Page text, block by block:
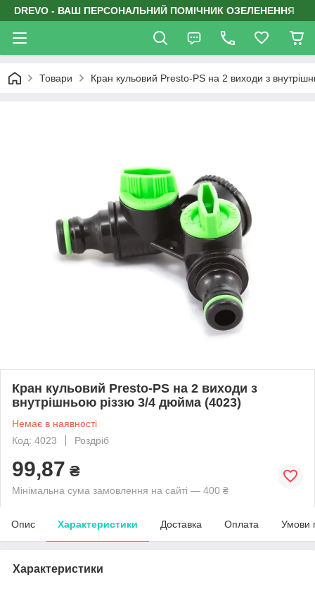
DREVO - ВАШ ПЕРСОНАЛЬНИЙ ПОМІЧНИК ОЗЕЛЕНЕННЯ
Товари Кран кульовий Presto-PS на 2 виходи з
Кран кульовий Presto-PS на 2 виходи з
внутрішньою різзю 3/4 дюйма (4023)
Немає в наявності
Код: 4023
Роздріб
99,87 ₴
Мінімальна сума замовлення на сайті — 400 ₴
Опис Характеристики Доставка Оплата Умови
Характеристики